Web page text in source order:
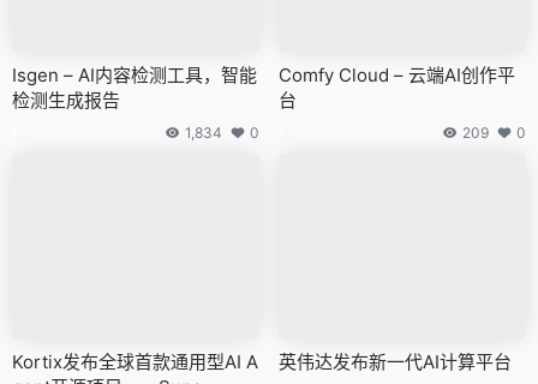
Isgen – AI内容检测工具，智能
检测生成报告
1,834 0
Comfy Cloud – 云端AI创作平
台
209 0
Kortix发布全球首款通用型AI A
英伟达发布新一代AI计算平台